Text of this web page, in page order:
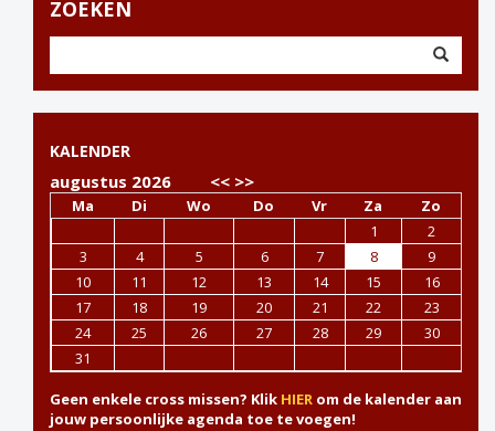
ZOEKEN
KALENDER
augustus 2026 << >>
Ma Di Wo Do Vr Za
Zo
1
2
3
4 5 6 7 8
9
10
11 12 13 14 15
16
17
18 19 20 21 22
23
24
25 26 27 28 29
30
31
Geen enkele cross missen? Klik HIER om de kalender aan
jouw persoonlijke agenda toe te voegen!